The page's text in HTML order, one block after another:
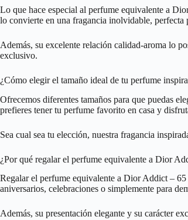
Lo que hace especial al perfume equivalente a
lo convierte en una fragancia inolvidable, perfecta
Además, su excelente relación calidad-aroma lo
exclusivo.
¿Cómo elegir el tamaño ideal de tu perfume
Ofrecemos diferentes tamaños para que puedas
prefieres tener tu perfume favorito en casa y
Sea cual sea tu elección, nuestra fragancia
¿Por qué regalar el perfume equivalente a Dior
Regalar el perfume equivalente a Dior Addict –
aniversarios, celebraciones o simplemente para
Además, su presentación elegante y su carácter